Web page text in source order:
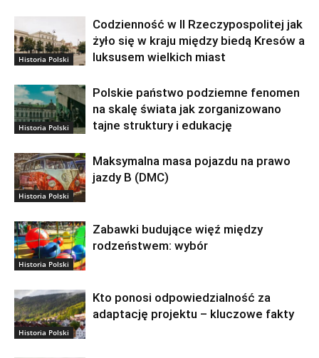
Historia Polski
Codzienność w II Rzeczypospolitej jak
żyło się w kraju między biedą Kresów a
luksusem wielkich miast
Historia Polski
Polskie państwo podziemne fenomen
na skalę świata jak zorganizowano
tajne struktury i edukację
Historia Polski
Maksymalna masa pojazdu na prawo
jazdy B (DMC)
Historia Polski
Zabawki budujące więź między
rodzeństwem: wybór
Historia Polski
Kto ponosi odpowiedzialność za
adaptację projektu – kluczowe fakty